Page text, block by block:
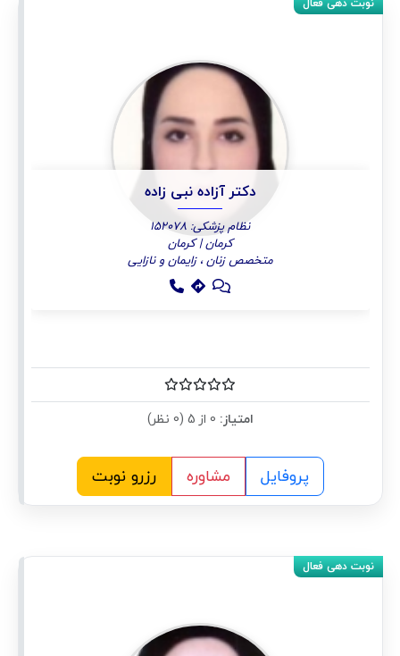
دکتر آزاده نبی زاده
نظام پزشکی: 152078
کرمان | کرمان
متخصص زنان ، زایمان و نازایی
امتیاز:
پروفایل مشاوره رزرو نوبت